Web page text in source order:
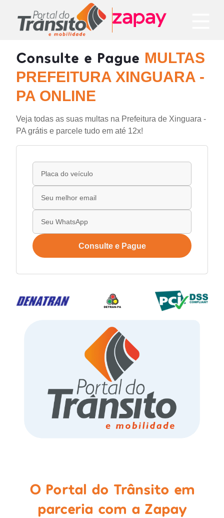
Consulte e Pague MULTAS
PREFEITURA XINGUARA -
PA ONLINE
Veja todas as suas multas na Prefeitura de Xinguara -
PA grátis e parcele tudo em até 12x!
Consulte e Pague
O Portal do Trânsito em
parceria com a Zapay